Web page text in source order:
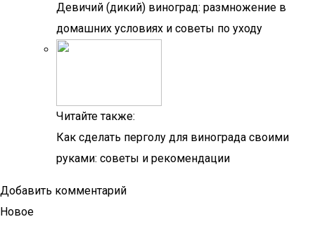
Девичий (дикий) виноград: размножение в
домашних условиях и советы по уходу
Читайте также:
Как сделать перголу для винограда своими
руками: советы и рекомендации
Добавить комментарий
Новое